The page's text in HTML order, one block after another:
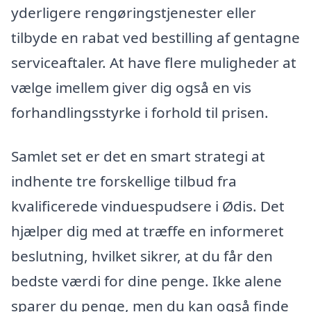
yderligere rengøringstjenester eller
tilbyde en rabat ved bestilling af gentagne
serviceaftaler. At have flere muligheder at
vælge imellem giver dig også en vis
forhandlingsstyrke i forhold til prisen.
Samlet set er det en smart strategi at
indhente tre forskellige tilbud fra
kvalificerede vinduespudsere i Ødis. Det
hjælper dig med at træffe en informeret
beslutning, hvilket sikrer, at du får den
bedste værdi for dine penge. Ikke alene
sparer du penge, men du kan også finde